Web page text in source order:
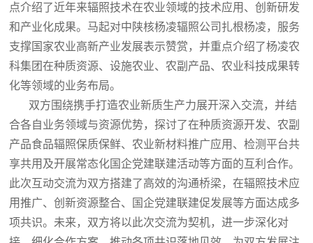
点介绍了近年来辐照技术在农业领域的技术应用、创新研发
和产业化成果。马起对中陕核杨凌辐照公司扎根杨凌，服务
支撑国家农业高新产业发展表示赞赏，并重点介绍了杨凌农
科集团在种质资源、设施农业、农副产品、农业科技成果转
化等领域的业务布局。
双方围绕携手打造农业新质生产力展开深入交流，并结
合各自业务领域与资源优势，探讨了在种质资源开发、农副
产品食品辐照保质保鲜、农业新材料推广应用、检测平台共
享共用及开展常态化国企党建联建活动等方面的互利合作。
此次互动交流为双方搭建了高效的沟通桥梁，在辐照技术应
用推广、创新资源整合、国企党建联建促发展等方面达成多
项共识。未来，双方将以此次交流为契机，进一步深化对